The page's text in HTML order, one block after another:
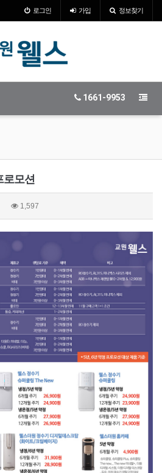
로그인 가입 정보찾기
1661-9953
로모션
1,597